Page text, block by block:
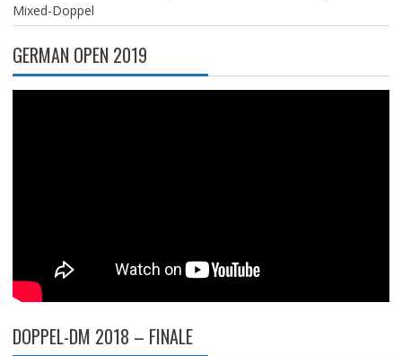
Mixed-Doppel
GERMAN OPEN 2019
DOPPEL-DM 2018 – FINALE